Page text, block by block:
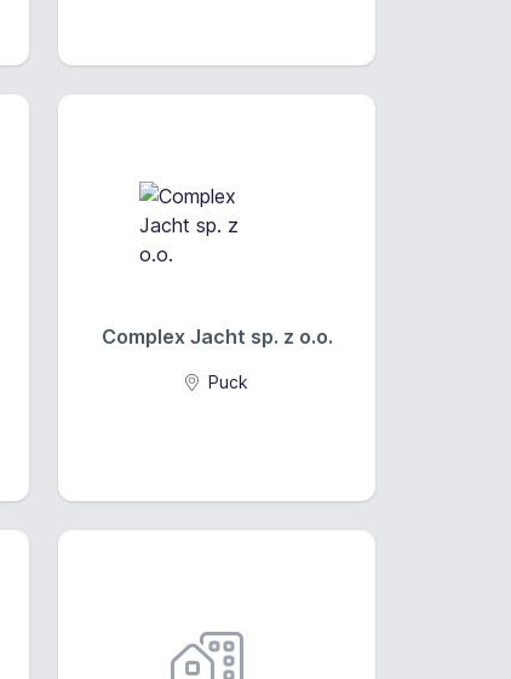
Complex Jacht sp. z o.o.
Puck